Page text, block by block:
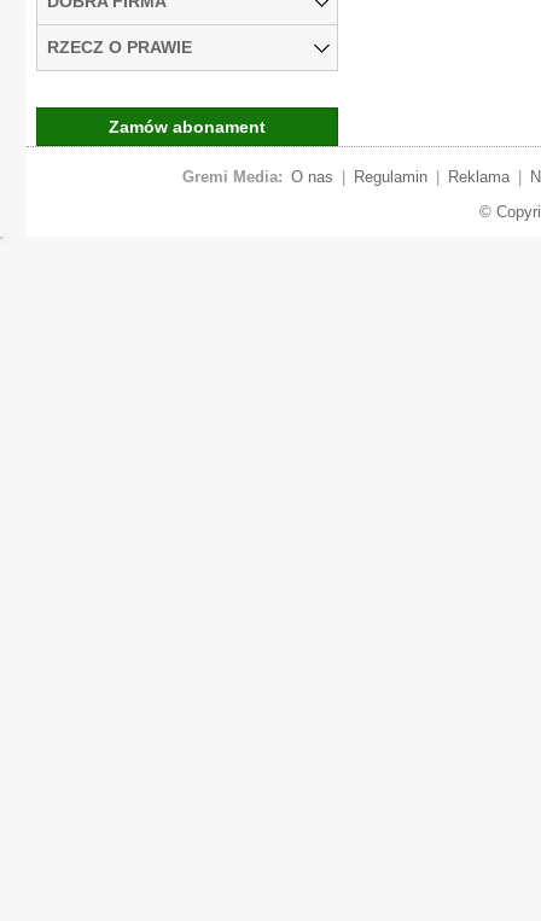
RZECZ O PRAWIE
Zamów abonament
Gremi Media: O nas Regulamin Reklama
©